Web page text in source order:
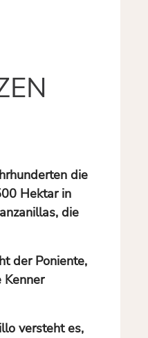
die
Hektar in
die
der Poniente,
Kenner
versteht es,